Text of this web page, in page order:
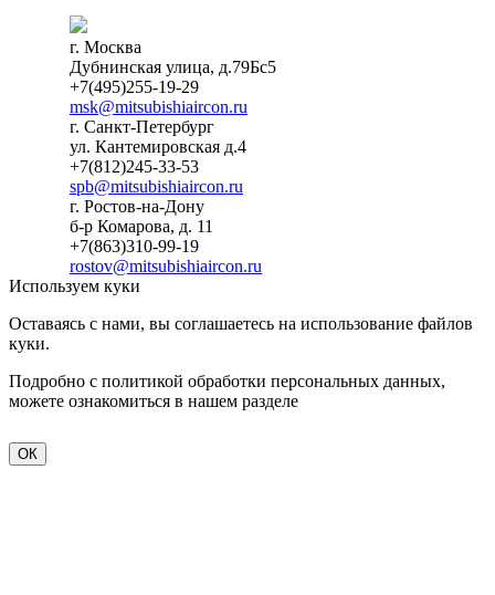
г. Москва
Дубнинская улица, д.79Бс5
+7(495)255-19-29
msk@mitsubishiaircon.ru
г. Санкт-Петербург
ул. Кантемировская д.4
+7(812)245-33-53
spb@mitsubishiaircon.ru
г. Ростов-на-Дону
б-р Комарова, д. 11
+7(863)310-99-19
rostov@mitsubishiaircon.ru
Используем куки
Оставаясь с нами, вы соглашаетесь на использование файлов
куки.
Подробно с политикой обработки персональных данных,
можете ознакомиться в нашем разделе
ОК